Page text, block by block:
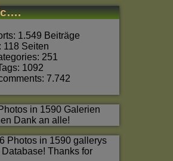
1.549 Beiträge
118 Seiten
251
1092
7.742
in 1590 Galerien
Dank an alle!
Photos in 1590 gallerys
Thanks for